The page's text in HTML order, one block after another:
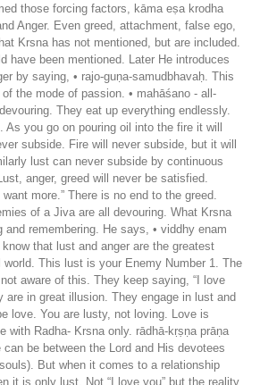
those forcing factors, kāma eṣa krodha
Anger. Even greed, attachment, false ego,
Krsna has not mentioned, but are included.
have been mentioned. Later He introduces
by saying, • rajo-guṇa-samudbhavaḥ. This
the mode of passion. • mahāśano - all-
They eat up everything endlessly.
you go on pouring oil into the fire it will
subside. Fire will never subside, but it will
lust can never subside by continuous
anger, greed will never be satisfied.
more.” There is no end to the greed.
of a Jiva are all devouring. What Krsna
remembering. He says, • viddhy enam
that lust and anger are the greatest
This lust is your Enemy Number 1. The
aware of this. They keep saying, “I love
are in great illusion. They engage in lust and
love. You are lusty, not loving. Love is
with Radha- Krsna only. rādhā-kṛṣṇa prāṇa
be between the Lord and His devotees
But when it comes to a relationship
it is only lust. Not “I love you” but the reality